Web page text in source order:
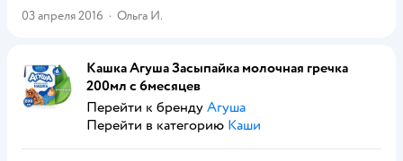
03 апреля 2016 · Ольга И.
Кашка Агуша Засыпайка молочная гречка
200мл с 6месяцев
Перейти к бренду Агуша
Перейти в категорию Каши